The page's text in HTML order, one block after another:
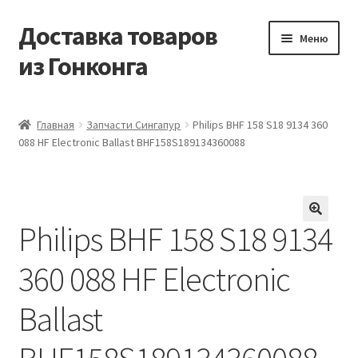
Перейти
к
навигации
Перейти
к
содержимому
Доставка товаров
из Гонконга
Меню
Контакты
Мой аккаунт
Новости
Оптовый склад
Главная Запчасти Сингапур
Philips BHF 158 S18 9134 360
088 HF Electronic Ballast BHF158S189134360088
Philips BHF 158 S18 9134
360 088 HF Electronic
Ballast